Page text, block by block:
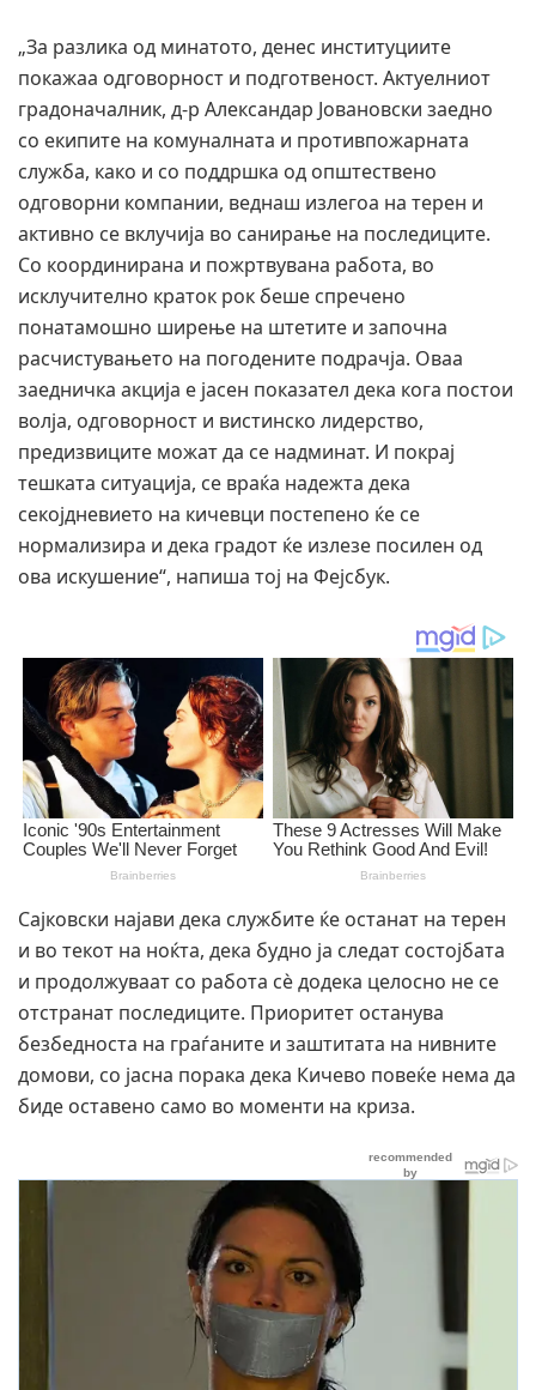
„За разлика од минатото, денес институциите
покажаа одговорност и подготвеност. Актуелниот
градоначалник, д-р Александар Јовановски заедно
со екипите на комуналната и противпожарната
служба, како и со поддршка од општествено
одговорни компании, веднаш излегоа на терен и
активно се вклучија во санирање на последиците.
Со координирана и пожртвувана работа, во
исклучително краток рок беше спречено
понатамошно ширење на штетите и започна
расчистувањето на погодените подрачја. Оваа
заедничка акција е јасен показател дека кога постои
волја, одговорност и вистинско лидерство,
предизвиците можат да се надминат. И покрај
тешката ситуација, се враќа надежта дека
секојдневието на кичевци постепено ќе се
нормализира и дека градот ќе излезе посилен од
ова искушение“, напиша тој на Фејсбук.
Сајковски најави дека службите ќе останат на терен
и во текот на ноќта, дека будно ја следат состојбата
и продолжуваат со работа сè додека целосно не се
отстранат последиците. Приоритет останува
безбедноста на граѓаните и заштитата на нивните
домови, со јасна порака дека Кичево повеќе нема да
биде оставено само во моменти на криза.